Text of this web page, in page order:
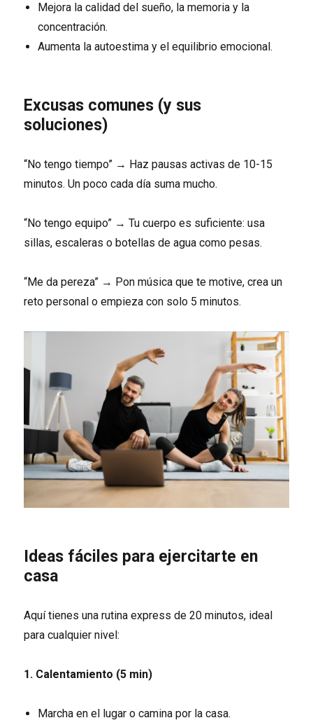
Mejora la calidad del sueño, la memoria y la
concentración.
Aumenta la autoestima y el equilibrio emocional.
Excusas comunes (y sus
soluciones)
“No tengo tiempo” → Haz pausas activas de 10-15
minutos. Un poco cada día suma mucho.
“No tengo equipo” → Tu cuerpo es suficiente: usa
sillas, escaleras o botellas de agua como pesas.
“Me da pereza” → Pon música que te motive, crea un
reto personal o empieza con solo 5 minutos.
Ideas fáciles para ejercitarte en
casa
Aquí tienes una rutina express de 20 minutos, ideal
para cualquier nivel:
1. Calentamiento (5 min)
Marcha en el lugar o camina por la casa.